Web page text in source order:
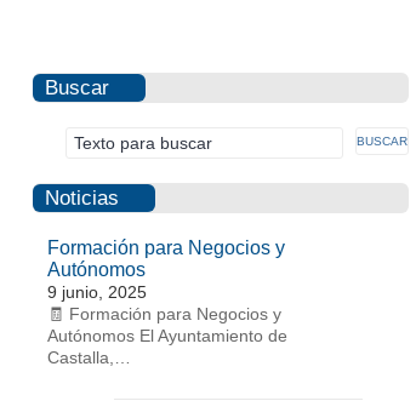
Buscar
Noticias
Formación para Negocios y
Autónomos
9 junio, 2025
🧾 Formación para Negocios y
Autónomos El Ayuntamiento de
Castalla,…